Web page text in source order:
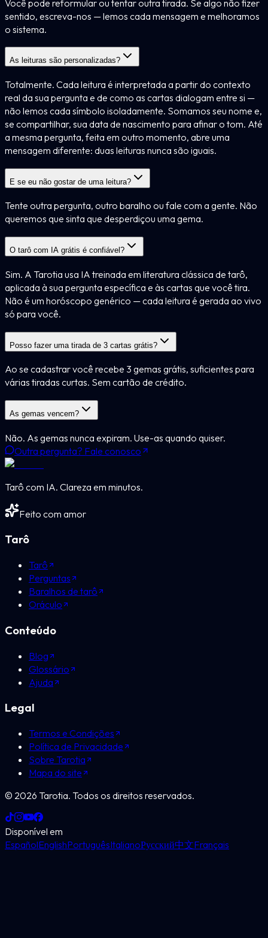
Você pode reformular ou tentar outra tirada. Se algo não fizer
sentido, escreva-nos — lemos cada mensagem e melhoramos
o sistema.
As leituras são personalizadas?
Totalmente. Cada leitura é interpretada a partir do contexto
real da sua pergunta e de como as cartas dialogam entre si —
não lemos cada símbolo isoladamente. Somamos seu nome e,
se compartilhar, sua data de nascimento para afinar o tom. Até
a mesma pergunta, feita em outro momento, abre uma
mensagem diferente: duas leituras nunca são iguais.
E se eu não gostar de uma leitura?
Tente outra pergunta, outro baralho ou fale com a gente. Não
queremos que sinta que desperdiçou uma gema.
O tarô com IA grátis é confiável?
Sim. A Tarotia usa IA treinada em literatura clássica de tarô,
aplicada à sua pergunta específica e às cartas que você tira.
Não é um horóscopo genérico — cada leitura é gerada ao vivo
só para você.
Posso fazer uma tirada de 3 cartas grátis?
Ao se cadastrar você recebe 3 gemas grátis, suficientes para
várias tiradas curtas. Sem cartão de crédito.
As gemas vencem?
Não. As gemas nunca expiram. Use-as quando quiser.
Outra pergunta? Fale conosco
Tarô com IA. Clareza em minutos.
Feito com amor
Tarô
Tarô
Perguntas
Baralhos de tarô
Oráculo
Conteúdo
Blog
Glossário
Ajuda
Legal
Termos e Condições
Política de Privacidade
Sobre Tarotia
Mapa do site
© 2026 Tarotia. Todos os direitos reservados.
Disponível em
EspañolEnglishPortuguêsItalianoРусский中文Français